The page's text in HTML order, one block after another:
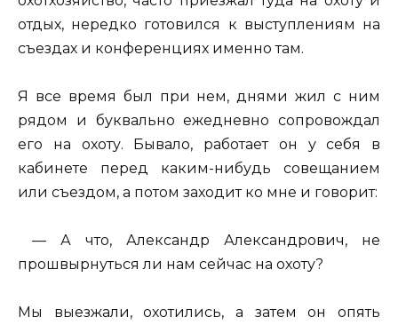
отдых, нередко готовился к выступлениям на
съездах и конференциях именно там.
Я все время был при нем, днями жил с ним
рядом и буквально ежедневно сопровождал
его на охоту. Бывало, работает он у себя в
кабинете перед каким-нибудь совещанием
или съездом, а потом заходит ко мне и говорит:
— А что, Александр Александрович, не
прошвырнуться ли нам сейчас на охоту?
Мы выезжали, охотились, а затем он опять